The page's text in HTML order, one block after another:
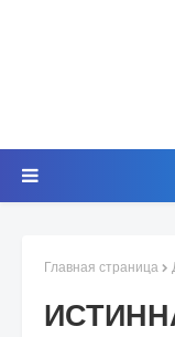
Главная страница